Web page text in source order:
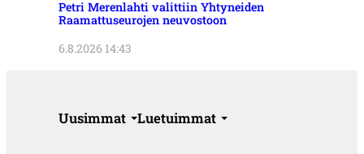
Petri Merenlahti valittiin Yhtyneiden
Raamattuseurojen neuvostoon
6.8.2026 14:43
Uusimmat Luetuimmat